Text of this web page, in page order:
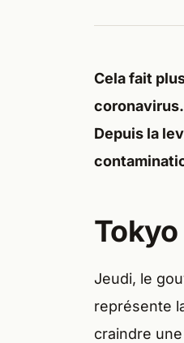
Cela fait
Depuis la
Jeudi, le
représente
craindre